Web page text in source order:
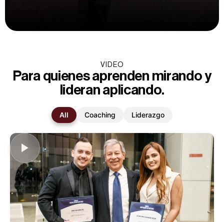
VIDEO
Para quienes aprenden mirando y
lideran aplicando.
Coaching Liderazgo
All